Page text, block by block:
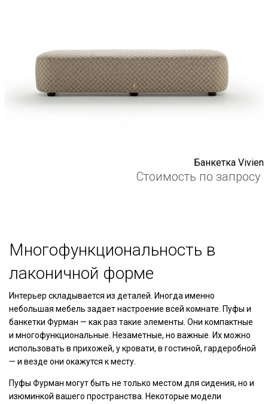
Банкетка Vivien
Стоимость по запросу
Многофункциональность в
лаконичной форме
Интерьер складывается из деталей. Иногда именно
небольшая мебель задает настроение всей комнате. Пуфы и
банкетки Фурман — как раз такие элементы. Они компактные
и многофункциональные. Незаметные, но важные. Их можно
использовать в прихожей, у кровати, в гостиной, гардеробной
— и везде они окажутся к месту.
Пуфы Фурман могут быть не только местом для сидения, но и
изюминкой вашего пространства. Некоторые модели